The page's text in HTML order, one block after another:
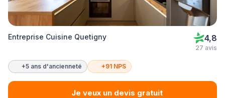
Entreprise Cuisine Quetigny 4,8
27 avis
+5 ans d'ancienneté +91 NPS
Je veux un devis gratuit